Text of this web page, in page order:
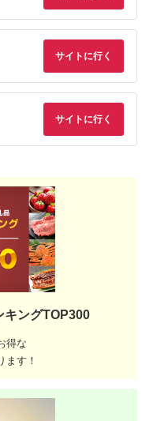
サイトに行く
サイトに行く
キングTOP300
得な
ます！